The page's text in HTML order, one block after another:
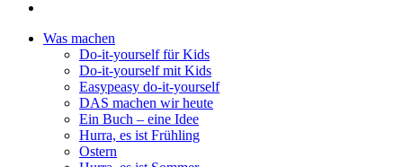
Was machen
Do-it-yourself für Kids
Do-it-yourself mit Kids
Easypeasy do-it-yourself
DAS machen wir heute
Ein Buch – eine Idee
Hurra, es ist Frühling
Ostern